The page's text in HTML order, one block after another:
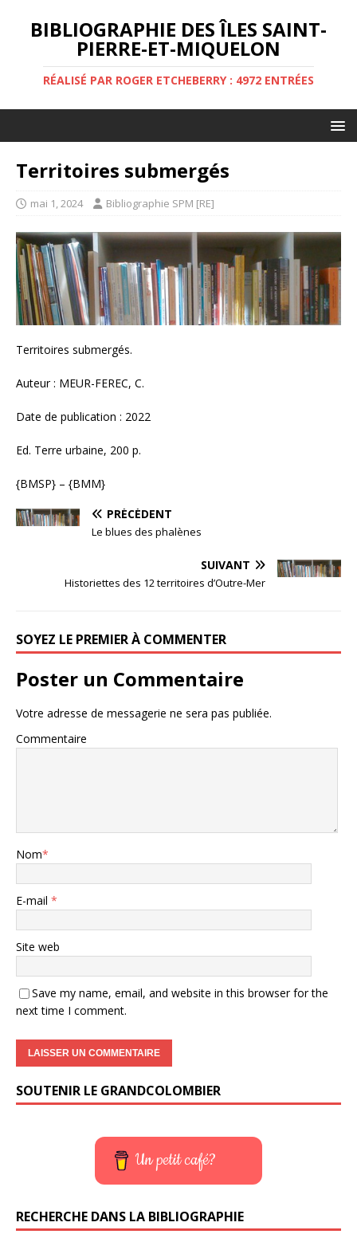
BIBLIOGRAPHIE DES ÎLES SAINT-
PIERRE-ET-MIQUELON
RÉALISÉ PAR ROGER ETCHEBERRY : 4972 ENTRÉES
Territoires submergés
mai 1, 2024 Bibliographie SPM [RE]
Territoires submergés.
Auteur : MEUR-FEREC, C.
Date de publication : 2022
Ed. Terre urbaine, 200 p.
{BMSP} – {BMM}
PRÉCÉDENT
Le blues des phalènes
SUIVANT
Historiettes des 12 territoires d’Outre-Mer
SOYEZ LE PREMIER À COMMENTER
Poster un Commentaire
Votre adresse de messagerie ne sera pas publiée.
Commentaire
Nom*
E-mail *
Site web
Save my name, email, and website in this browser for the
next time I comment.
SOUTENIR LE GRANDCOLOMBIER
Un petit café?
RECHERCHE DANS LA BIBLIOGRAPHIE